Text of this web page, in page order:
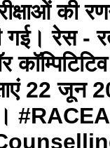
की
गई। रेस -
22 जून